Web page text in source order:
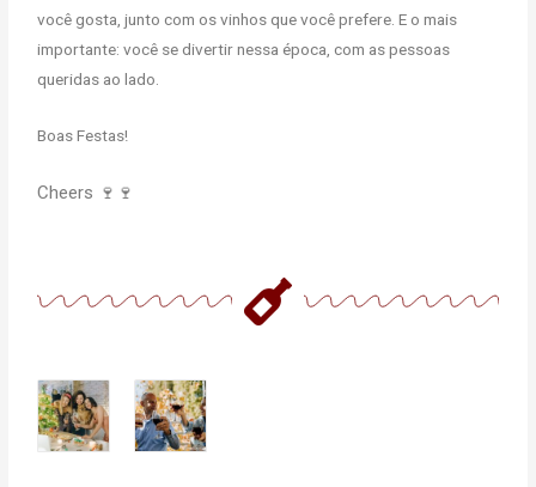
você gosta, junto com os vinhos que você prefere. E o mais
importante: você se divertir nessa época, com as pessoas
queridas ao lado.
Boas Festas!
Cheers 🍷🍷